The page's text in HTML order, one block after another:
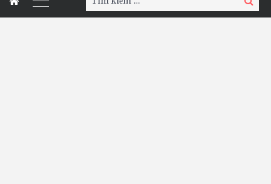
kiếm:
kiếm